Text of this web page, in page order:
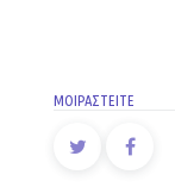
ΜΟΙΡΑΣΤΕΙΤΕ